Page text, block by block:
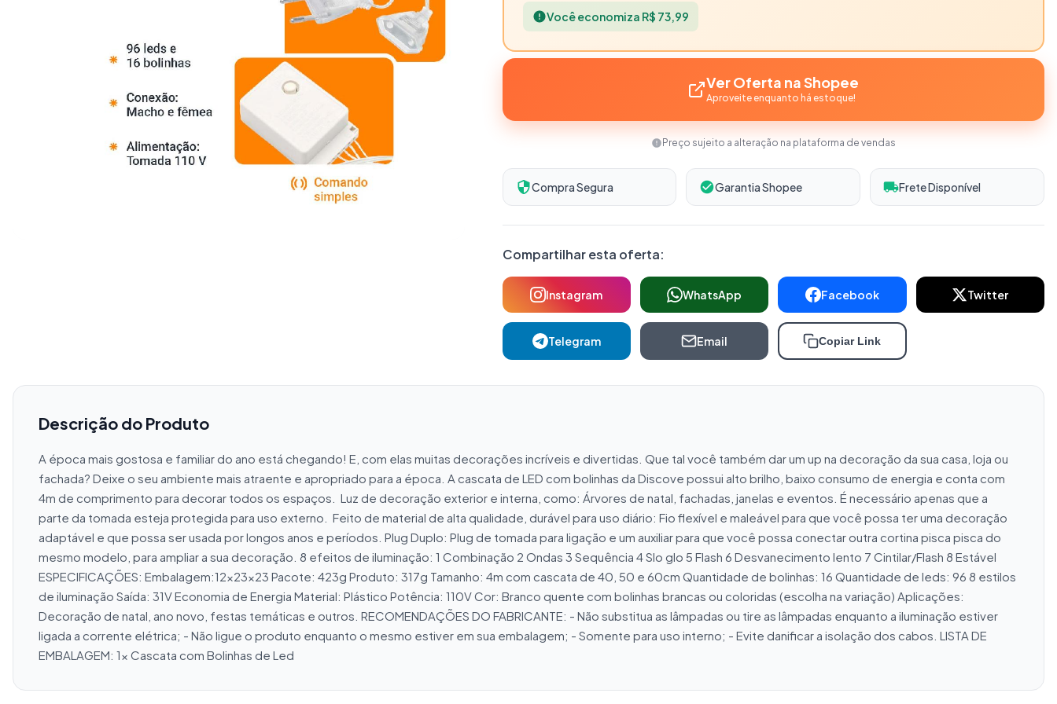
Você economiza R$ 73,99
Ver Oferta na Shopee
Aproveite enquanto há estoque!
Preço sujeito a alteração na plataforma de vendas
Compra Segura Garantia Shopee Frete Disponível
Compartilhar esta oferta:
Instagram WhatsApp Facebook Twitter
Telegram Email Copiar Link
Descrição do Produto
A época mais gostosa e familiar do ano está chegando! E, com elas muitas decorações incríveis e divertidas. Que tal você também dar um up na decoração da sua casa, loja ou
fachada? Deixe o seu ambiente mais atraente e apropriado para a época. A cascata de LED com bolinhas da Discove possui alto brilho, baixo consumo de energia e conta com
4m de comprimento para decorar todos os espaços.  Luz de decoração exterior e interna, como: Árvores de natal, fachadas, janelas e eventos. É necessário apenas que a
parte da tomada esteja protegida para uso externo.  Feito de material de alta qualidade, durável para uso diário: Fio flexível e maleável para que você possa ter uma decoração
adaptável e que possa ser usada por longos anos e períodos. Plug Duplo: Plug de tomada para ligação e um auxiliar para que você possa conectar outra cortina pisca pisca do
mesmo modelo, para ampliar a sua decoração. 8 efeitos de iluminação: 1 Combinação 2 Ondas 3 Sequência 4 Slo glo 5 Flash 6 Desvanecimento lento 7 Cintilar/Flash 8 Estável
ESPECIFICAÇÕES: Embalagem:12x23x23 Pacote: 423g Produto: 317g Tamanho: 4m com cascata de 40, 50 e 60cm Quantidade de bolinhas: 16 Quantidade de leds: 96 8 estilos
de iluminação Saída: 31V Economia de Energia Material: Plástico Potência: 110V Cor: Branco quente com bolinhas brancas ou coloridas (escolha na variação) Aplicações:
Decoração de natal, ano novo, festas temáticas e outros. RECOMENDAÇÕES DO FABRICANTE: - Não substitua as lâmpadas ou tire as lâmpadas enquanto a iluminação estiver
ligada a corrente elétrica; - Não ligue o produto enquanto o mesmo estiver em sua embalagem; - Somente para uso interno; - Evite danificar a isolação dos cabos. LISTA DE
EMBALAGEM: 1x Cascata com Bolinhas de Led